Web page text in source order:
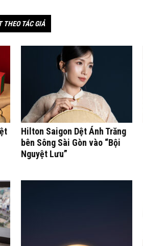
THEO TÁC GIẢ
Hilton Saigon Dệt Ánh Trăng
bên Sông Sài Gòn vào “Bội
Nguyệt Lưu”